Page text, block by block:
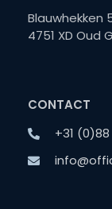
Blauwhekken
4751 XD Oud
CONTACT
+31